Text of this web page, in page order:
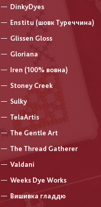
DinkyDyes
Enstitu (шовк Туреччина)
Glissen Gloss
Gloriana
Iren (100% вовна)
Stoney Creek
Sulky
TelaArtis
The Gentle Art
The Thread Gatherer
Valdani
Weeks Dye Works
Вишивка гладдю